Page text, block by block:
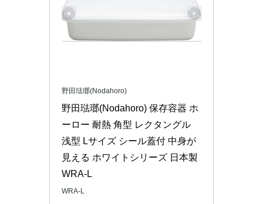
野田琺瑯(Nodahoro)
野田琺瑯(Nodahoro) 保存容器 ホ
ーロー 耐熱 角型 レクタングル
浅型 Lサイズ シール蓋付 中身が
見える ホワイトシリーズ 日本製
WRA-L
WRA-L